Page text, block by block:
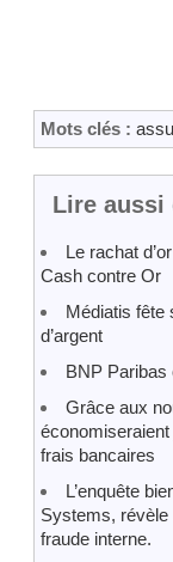
Mots clés :
Lire aussi
Le rachat
Cash contre Or
Médiatis fête
d’argent
BNP Paribas
Grâce aux
économiseraient
frais bancaires
L’enquête
Systems, révèle
fraude interne.